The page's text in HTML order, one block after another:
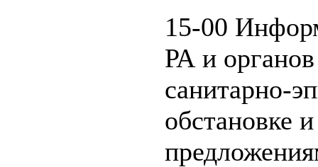
15-00
РА и
санитарно-
обстановке